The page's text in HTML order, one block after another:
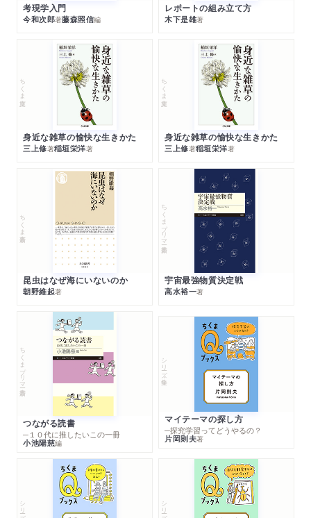
考現学入門
今和次郎著藤森照信編
レポートの組み立て方
木下是雄著
ちくま文庫
身近な雑草の愉快な生きかた
三上修著稲垣栄洋著
ちくま文庫
身近な雑草の愉快な生きかた
三上修著稲垣栄洋著
ちくま新書
昆虫はなぜ海にいないのか
朝野維起著
ちくまプリマー新書
宇宙最強物質決定戦
高水裕一著
ちくまプリマー新書
つながる読書
─１０代に推したいこの一冊
小池陽慈編
シリーズ・全集
マイテーマの探し方
─探究学習ってどうやるの？
片岡則夫著
シリーズ・全集 シリーズ・全集